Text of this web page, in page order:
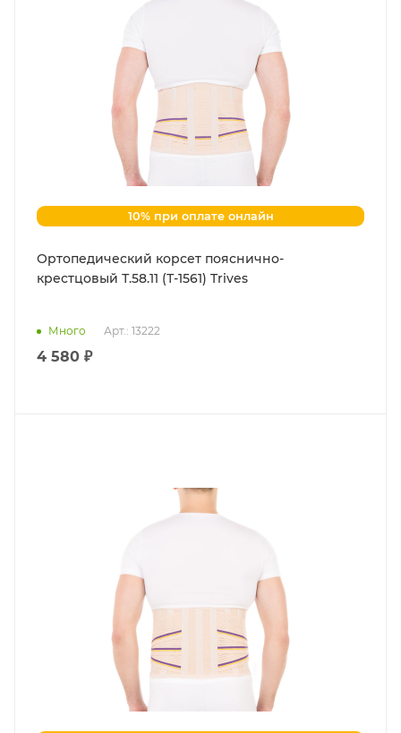
10% при оплате онлайн
Ортопедический корсет пояснично-
крестцовый Т.58.11 (Т-1561) Trives
Много Арт.: 13222
4 580 ₽